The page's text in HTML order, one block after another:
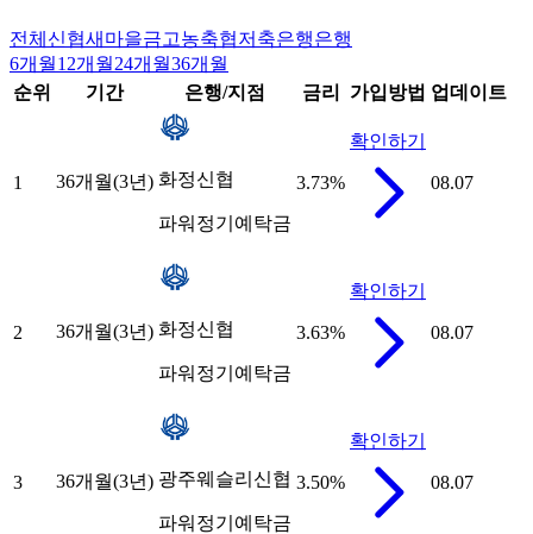
전체 신협새마을금고농축협저축은행은행
6개월12개월24개월36개월
순위
기간 은행/지점 금리 가입방법 업데이트
1 36개월(3년) 화정신협
파워정기예탁금
3.73%
확인하기
08.07
2 36개월(3년) 화정신협
파워정기예탁금
3.63%
확인하기
08.07
3 36개월(3년) 광주웨슬리신협
파워정기예탁금
3.50%
확인하기
08.07